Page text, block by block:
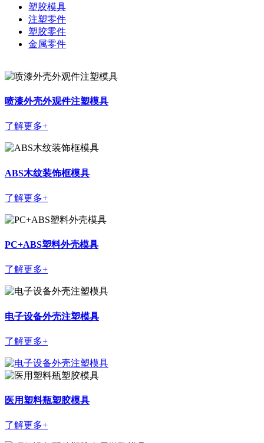
塑胶模具
注塑零件
塑胶零件
金属零件
喷漆外壳外观件注塑模具
了解更多+
ABS木纹装饰框模具
了解更多+
PC+ABS塑料外壳模具
了解更多+
电子设备外壳注塑模具
了解更多+
医用塑料瓶塑胶模具
了解更多+